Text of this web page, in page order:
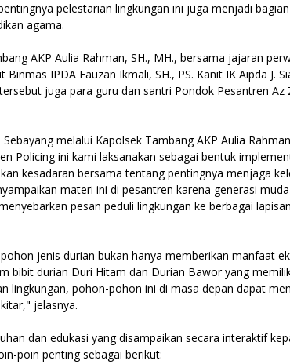
pelestarian lingkungan ini juga menjadi
agama.
AKP Aulia Rahman, SH., MH., bersama jajaran
IPDA Fauzan Ikmali, SH., PS. Kanit IK Aipda J.
juga para guru dan santri Pondok Pesantren Az
melalui Kapolsek Tambang AKP Aulia Rahman
Policing ini kami laksanakan sebagai bentuk
kesadaran bersama tentang pentingnya menjaga
materi ini di pesantren karena generasi
pesan peduli lingkungan ke berbagai
jenis durian bukan hanya memberikan manfaat
bibit durian Duri Hitam dan Durian Bawor yang
lingkungan, pohon-pohon ini di masa depan dapat
jelasnya.
dan edukasi yang disampaikan secara interaktif
poin penting sebagai berikut: